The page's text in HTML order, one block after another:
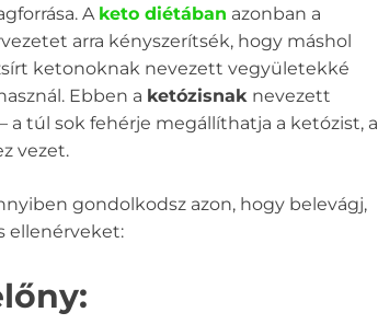
A keto diétában azonban a
arra kényszerítsék, hogy máshol
ketonoknak nevezett vegyületekké
Ebben a ketózisnak nevezett
a túl sok fehérje megállíthatja a ketózist, a
vezet.
gondolkodsz azon, hogy belevágj,
ellenérveket: